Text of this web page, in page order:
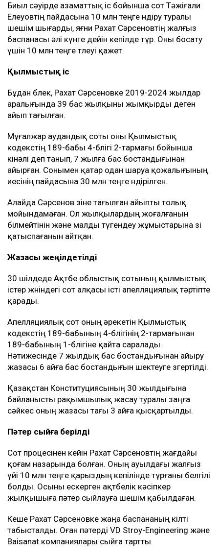
Биыл сәуірде азаматтық іс бойынша сот Тәжіғали
Елеуовтің пайдасына 10 млн теңге өндіру туралы
шешім шығарды, яғни Рахат Сәрсеновтің жалғыз
баспанасы әлі күнге дейін кепілде тұр. Оны босату
үшін 10 млн теңге төлеуі қажет.
Қылмыстық іс
Бұдан бөлек, Рахат Сәрсеновке 2019-2024 жылдар
аралығында 39 бас жылқыны жымқырды деген
айып тағылған.
Мұғалжар аудандық соты оны Қылмыстық
кодекстің 189-бабы 4-бөлігі 2-тармағы бойынша
кінәлі деп танып, 7 жылға бас бостандығынан
айырған. Сонымен қатар одан шаруа қожалығының
иесінің пайдасына 30 млн теңге өндірілген.
Алайда Сәрсенов өзіне тағылған айыпты толық
мойындамаған. Ол жылқылардың жоғалғанын
білмейтінін және малды түгендеу жұмыстарына өзі
қатыспағанын айтқан.
Жазасы жеңілдетілді
30 шілдеде Ақтөбе облыстық сотының қылмыстық
істер жөніндегі сот алқасы істі апелляциялық тәртіпте
қарады.
Апелляциялық сот оның әрекетін Қылмыстық
кодекстің 189-бабының 4-бөлігінің 2-тармағынан
189-бабының 1-бөлігіне қайта саралады.
Нәтижесінде 7 жылдық бас бостандығынан айыру
жазасы 6 айға бас бостандығын шектеуге өзгертілді.
Қазақстан Конституциясының 30 жылдығына
байланысты рақымшылық жасау туралы заңға
сәйкес оның жазасы тағы 3 айға қысқартылды.
Пәтер сыйға берілді
Сот процесінен кейін Рахат Сәрсеновтің жағдайы
қоғам назарында болған. Оның ауылдағы жалғыз
үйі 10 млн теңге қарыздың кепілінде тұрғаны белгілі
болды. Осыны ескерген ақтөбелік кәсіпкер
жылқышыға пәтер сыйлауға шешім қабылдаған.
Кеше Рахат Сәрсеновке жаңа баспананың кілті
табысталды. Оған пәтерді VD Stroy-Engineering және
Baisanat компаниялары сыйға тартты.